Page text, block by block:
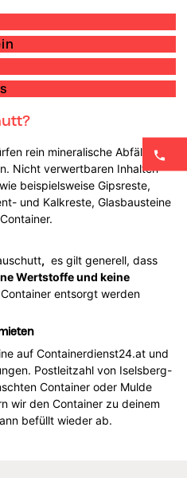
rein mineralische Abfälle wie
Nicht verwertbaren Inhalten
beispielsweise Gipsreste,
und Kalkreste, Glasbausteine
, es gilt generell, dass
Wertstoffe und keine
entsorgt werden
auf Containerdienst24.at und
Postleitzahl von Iselsberg-
Container oder Mulde
wir den Container zu deinem
befüllt wieder ab.